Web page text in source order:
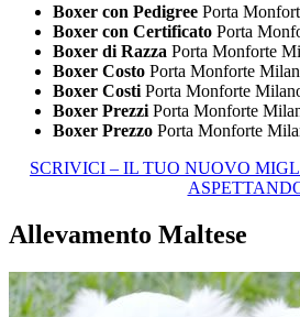
Boxer con Pedigree Porta
Boxer con Certificato Porta
Boxer di Razza Porta Monforte
Boxer Costo Porta Monforte
Boxer Costi Porta Monforte
Boxer Prezzi Porta Monforte
Boxer Prezzo Porta Monforte
SCRIVICI – IL TUO NUOVO
Allevamento Maltese